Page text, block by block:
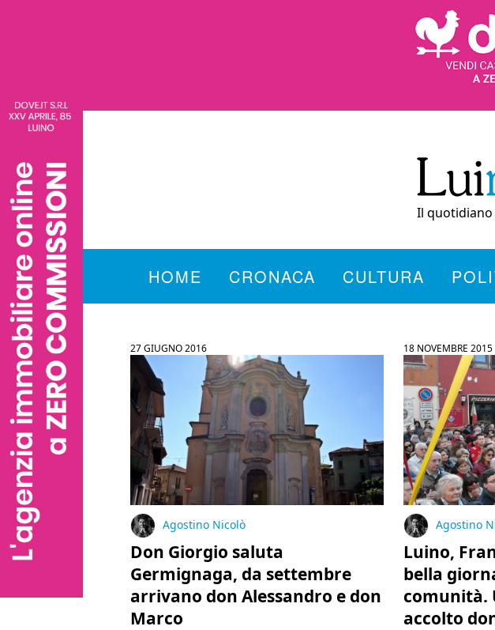
Il quotidiano
HOME CRONACA CULTURA
27 GIUGNO 2016
Agostino Nicolò
Don Giorgio saluta
Germignaga, da settembre
arrivano don Alessandro e don
Marco
18 NOVEMBRE 2015
Agostino
Luino,
bella
comunità.
accolto